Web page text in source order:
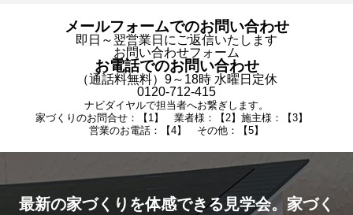
メールフォームでのお問い合わせ
即日～翌営業日にご返信いたします
お問い合わせフォーム
お電話でのお問い合わせ
（通話料無料）9～18時 水曜日定休
0120-712-415
ナビダイヤルで担当者へお繋ぎします。
家づくりのお問合せ：【1】 業者様：【2】施主様：【3】
営業のお電話：【4】 その他：【5】
最新の家づくりを体感できる見学会。家づく